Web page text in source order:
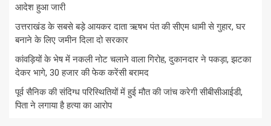
आदेश हुआ जारी
उत्तराखंड के सबसे बड़े आयकर दाता ऋषभ पंत की सीएम धामी से गुहार, घर
बनाने के लिए जमीन दिला दो सरकार
कांवड़ियों के भेष में नकली नोट चलाने वाला गिरोह, दुकानदार ने पकड़ा, झटका
देकर भागे, 30 हजार की फेक करेंसी बरामद
पूर्व सैनिक की संदिग्ध परिस्थितियों में हुई मौत की जांच करेगी सीबीसीआईडी,
पिता ने लगाया है हत्या का आरोप